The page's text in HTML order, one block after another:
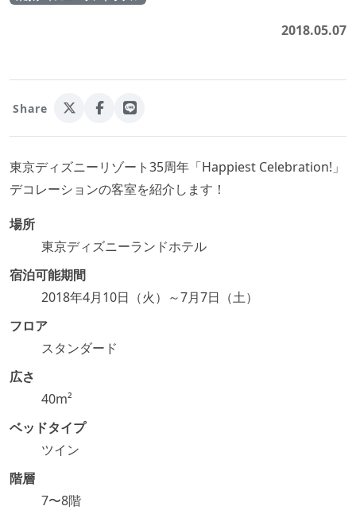
2018.05.07
Share
東京ディズニーリゾート35周年「Happiest Celebration!」
デコレーションの客室を紹介します！
場所
東京ディズニーランドホテル
宿泊可能期間
2018年4月10日（火）～7月7日（土）
フロア
スタンダード
広さ
40m²
ベッドタイプ
ツイン
階層
7〜8階